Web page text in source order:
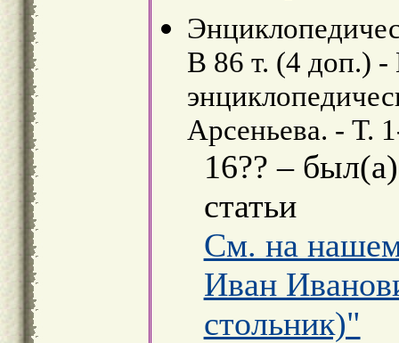
В 86 т. (4 доп.)
Арсеньева. - Т.
16?? –
статьи
См. на
Иван
стольник)"